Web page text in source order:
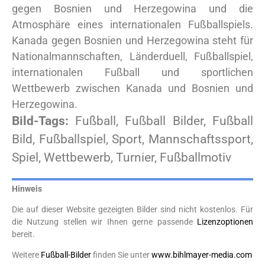
gegen Bosnien und Herzegowina und die
Atmosphäre eines internationalen Fußballspiels.
Kanada gegen Bosnien und Herzegowina steht für
Nationalmannschaften, Länderduell, Fußballspiel,
internationalen Fußball und sportlichen
Wettbewerb zwischen Kanada und Bosnien und
Herzegowina.
Bild-Tags: Fußball, Fußball Bilder, Fußball
Bild, Fußballspiel, Sport, Mannschaftssport,
Spiel, Wettbewerb, Turnier, Fußballmotiv
Hinweis
Die auf dieser Website gezeigten Bilder sind nicht kostenlos. Für
die Nutzung stellen wir Ihnen gerne passende Lizenzoptionen
bereit.
Weitere Fußball-Bilderfinden Sie unterwww.bihlmayer-media.com